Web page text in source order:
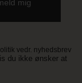
vedr. nyhedsbrev
du ikke ønsker at